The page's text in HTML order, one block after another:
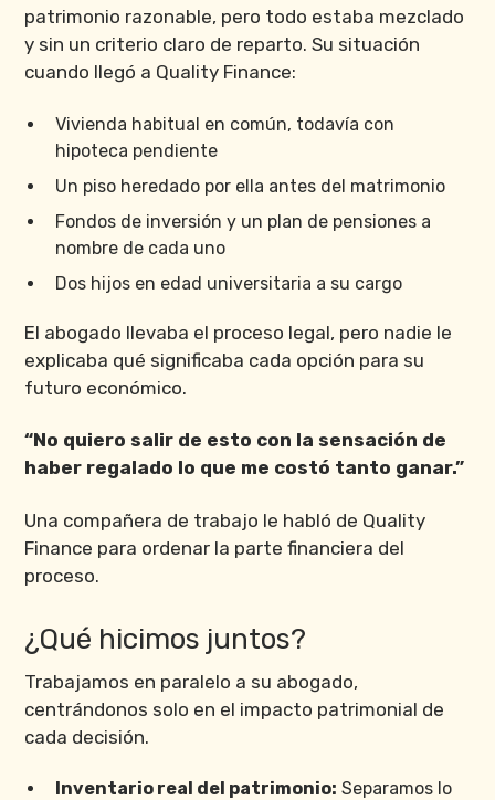
patrimonio razonable, pero todo estaba mezclado
y sin un criterio claro de reparto. Su situación
cuando llegó a Quality Finance:
Vivienda habitual en común, todavía con
hipoteca pendiente
Un piso heredado por ella antes del matrimonio
Fondos de inversión y un plan de pensiones a
nombre de cada uno
Dos hijos en edad universitaria a su cargo
El abogado llevaba el proceso legal, pero nadie le
explicaba qué significaba cada opción para su
futuro económico.
“No quiero salir de esto con la sensación de
haber regalado lo que me costó tanto ganar.”
Una compañera de trabajo le habló de Quality
Finance para ordenar la parte financiera del
proceso.
¿Qué hicimos juntos?
Trabajamos en paralelo a su abogado,
centrándonos solo en el impacto patrimonial de
cada decisión.
Inventario real del patrimonio: Separamos lo